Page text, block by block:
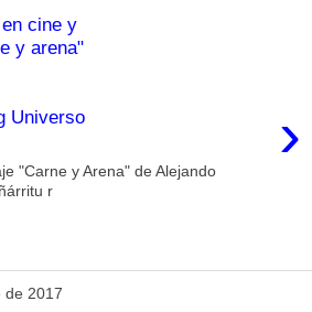
cine y
y arena"
Universo
›
"Carne y Arena" de Alejando
r
de 2017